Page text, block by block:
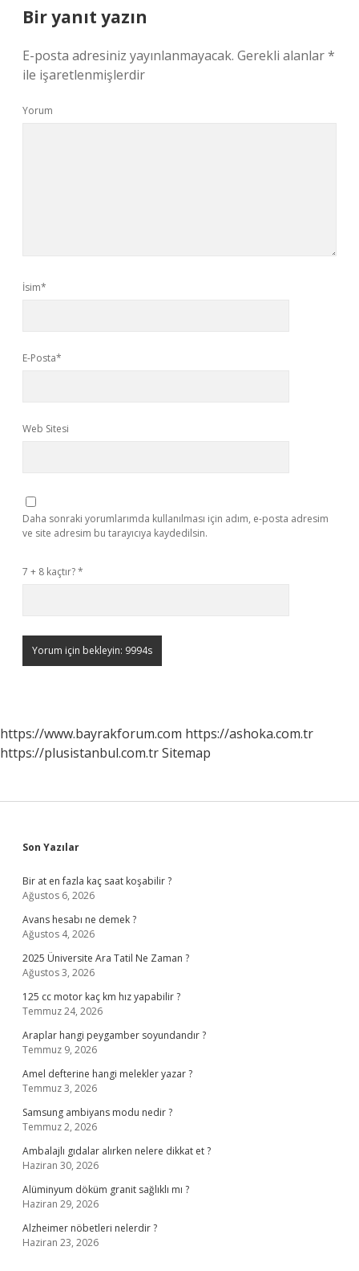
Bir yanıt yazın
E-posta adresiniz yayınlanmayacak. Gerekli alanlar*
ile işaretlenmişlerdir
Yorum
İsim*
E-Posta*
Web Sitesi
Daha sonraki yorumlarımda kullanılması için adım, e-posta adresim
ve site adresim bu tarayıcıya kaydedilsin.
7 + 8 kaçtır?*
https://www.bayrakforum.com https://ashoka.com.tr
https://plusistanbul.com.trSitemap
Sidebar
Son Yazılar
Bir at en fazla kaç saat koşabilir ?
Ağustos 6, 2026
Avans hesabı ne demek ?
Ağustos 4, 2026
2025 Üniversite Ara Tatil Ne Zaman ?
Ağustos 3, 2026
125 cc motor kaç km hız yapabilir ?
Temmuz 24, 2026
Araplar hangi peygamber soyundandır ?
Temmuz 9, 2026
Amel defterine hangi melekler yazar ?
Temmuz 3, 2026
Samsung ambiyans modu nedir ?
Temmuz 2, 2026
Ambalajlı gıdalar alırken nelere dikkat et ?
Haziran 30, 2026
Alüminyum döküm granit sağlıklı mı ?
Haziran 29, 2026
Alzheimer nöbetleri nelerdir ?
Haziran 23, 2026